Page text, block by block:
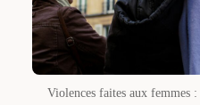
Violences faites aux femmes